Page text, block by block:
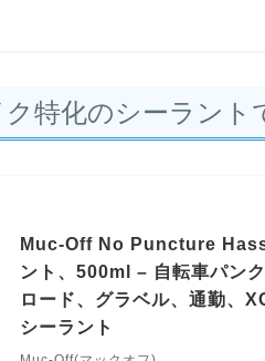
ク特化のシーラント
Muc-Off No Puncture
ント、500ml – 自転車パン
ロード、グラベル、通勤、
シーラント